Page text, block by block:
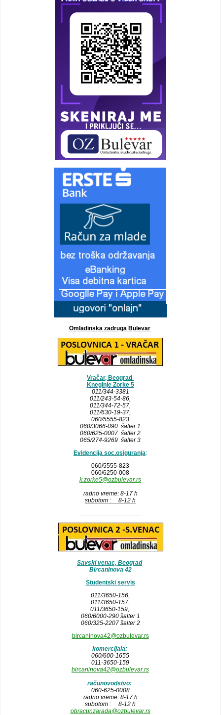
Omladinska zadruga Bulevar
Vračar, Beograd
Kneginje Zorke 5
011/344-3381
011/243-54-86,
011/344-72-57,
011/630-19-37,
060/5555-823
060/3066-090 šalter 1
060/625-0007 šalter 2
065/274-9269 šalter 3
Evidencija soc.osiguranja:
060/5555-823
060/6250-008
k.zorke5@ozbulevar.rs
radno vreme: 8-17 h
subotom : 8-12 h
Savski venac, Beograd
Bircaninova 42
Studentski servis
011/3650-156,
011/3650-157,
011/3650-159,
060/6000-290 šalter 1
060/325-2207 šalter 2
bircaninova42@ozbulevar.rs
komercijala:
060/600-1655
011-3650-159
bircaninova42@ozbulevar.rs
računovodstvo:
060-625-0008
radno vreme: 8-17 h
subotom : 8-12 h
obracunzarada@ozbulevar.rs